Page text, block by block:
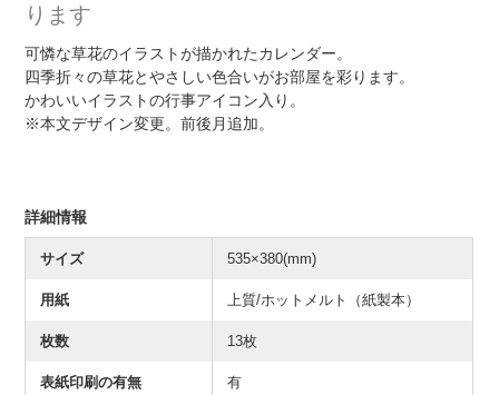
ります
可憐な草花のイラストが描かれたカレンダー。
四季折々の草花とやさしい色合いがお部屋を彩ります。
かわいいイラストの行事アイコン入り。
※本文デザイン変更。前後月追加。
詳細情報
サイズ 535×380(mm)
用紙 上質/ホットメルト（紙製本）
枚数 13枚
表紙印刷の有無 有